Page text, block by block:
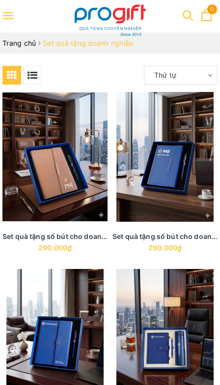
Toggle
0
Trang chủ Set quà tặng doanh nghiệp
Thứ tự
Set quà tặng sổ bút cho doanh nghiệp - GS 9
290.000₫
Set quà tặng sổ bút cho doanh nghiệp - GS 8
290.000₫